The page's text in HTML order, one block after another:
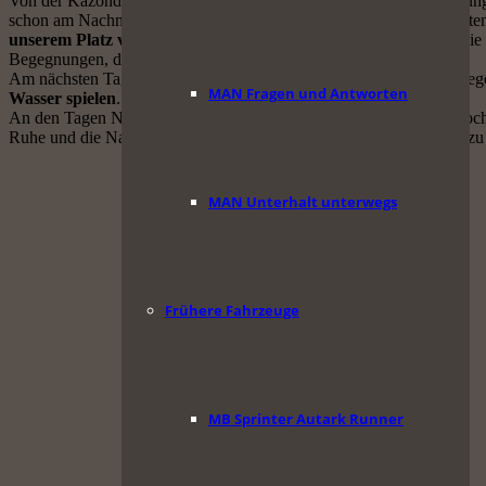
MAN Fragen und Antworten
MAN Unterhalt unterwegs
Frühere Fahrzeuge
MB Sprinter Autark Runner
schon am Nachmittag des Anreisetages hören und sehen wir
unserem Platz vorüber
, doch jenseits des Gestrüpps, so dass wir
Begegnungen, die einen Afrikabesuch unheimlich bereichern.
Am nächsten Tag dann beobachten wir sowohl auf der
Wasser spielen. Herrlich.
An den Tagen Nr. 2 und 3 ist es ruhig, keine Elefanten mehr, nur
Ruhe und die Natur um uns her ausgiebig und kosten diese aus bis